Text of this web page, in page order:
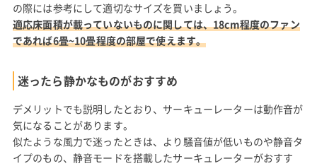
の際には参考にして適切なサイズを買いましょう。
適応床面積が載っていないものに関しては、18cm程度のファン
であれば6畳~10畳程度の部屋で使えます。
迷ったら静かなものがおすすめ
デメリットでも説明したとおり、サーキューレーターは動作音が
気になることがあります。
似たような風力で迷ったときは、より騒音値が低いものや静音タ
イプのもの、静音モードを搭載したサーキュレーターがおすす